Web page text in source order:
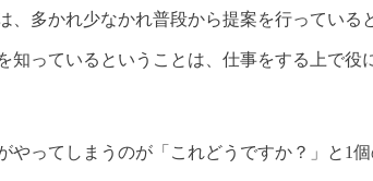
、多かれ少なかれ普段から提案を行っている
知っているということは、仕事をする上で役
やってしまうのが「これどうですか？」と1